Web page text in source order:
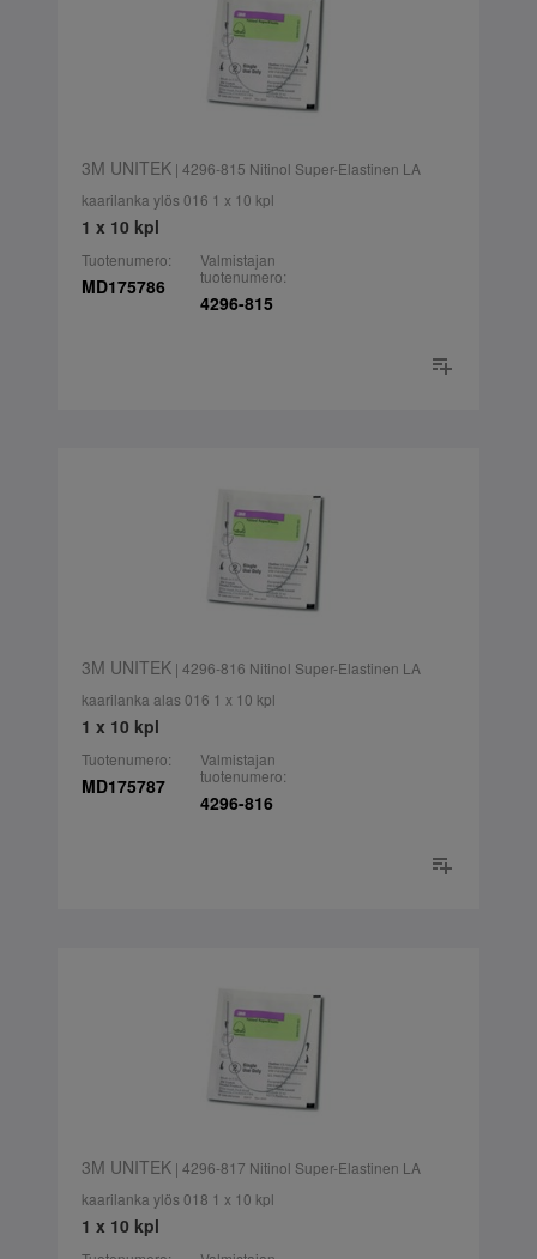
3M UNITEK| 4296-815 Nitinol Super-Elastinen LA
kaarilanka ylös 016 1 x 10 kpl
1 x 10 kpl
Tuotenumero:
MD175786
Valmistajan
tuotenumero:
4296-815
3M UNITEK| 4296-816 Nitinol Super-Elastinen LA
kaarilanka alas 016 1 x 10 kpl
1 x 10 kpl
Tuotenumero:
MD175787
Valmistajan
tuotenumero:
4296-816
3M UNITEK| 4296-817 Nitinol Super-Elastinen LA
kaarilanka ylös 018 1 x 10 kpl
1 x 10 kpl